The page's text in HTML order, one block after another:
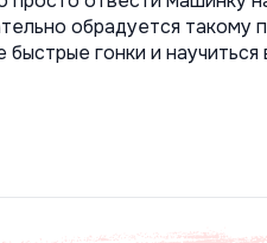
обрадуется
быстрые гонки и